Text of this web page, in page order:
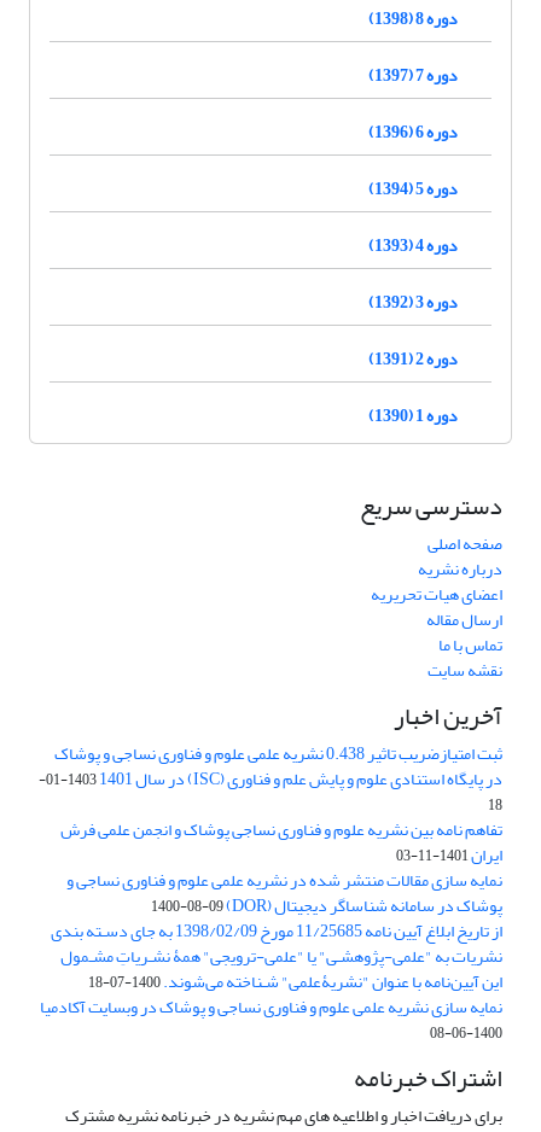
دوره 8 (1398)
دوره 7 (1397)
دوره 6 (1396)
دوره 5 (1394)
دوره 4 (1393)
دوره 3 (1392)
دوره 2 (1391)
دوره 1 (1390)
دسترسی سریع
صفحه اصلی
درباره نشریه
اعضای هیات تحریریه
ارسال مقاله
تماس با ما
نقشه سایت
آخرین اخبار
ثبت امتیازضریب تاثیر 0.438 نشریه علمی علوم و فناوری نساجی و پوشاک
در پایگاه استنادی علوم و پایش علم و فناوری (ISC) در سال 1401
1403-01-
18
تفاهم نامه بین نشریه علوم و فناوری نساجی پوشاک و انجمن علمی فرش
ایران1401-11-03
نمایه سازی مقالات منتشر شده در نشریه علمی علوم و فناوری نساجی و
پوشاک در سامانه شناساگر دیجیتال (DOR) 1400-08-09
از تاریخ ابلاغ آیین نامه 11/25685 مورخ 1398/02/09 به جای دسـته بندی
نشریات به "علمی-پژوهشـی" یا "علمی-ترویجی" همۀ نشـریاتِ مشـمول
این آیین‌نامه با عنوان "نشریۀعلمی" شـناخته می‌شوند.1400-07-18
نمایه سازی نشریه علمی علوم و فناوری نساجی و پوشاک در وبسایت آکادمیا
1400-06-08
اشتراک خبرنامه
برای دریافت اخبار و اطلاعیه های مهم نشریه در خبرنامه نشریه مشترک